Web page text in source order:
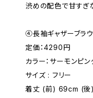
渋めの配色で甘すぎ
④長袖ギャザーブラ
定価：4290円
カラー：サーモンピン
サイズ : フリー
着丈 (前) 69cm (